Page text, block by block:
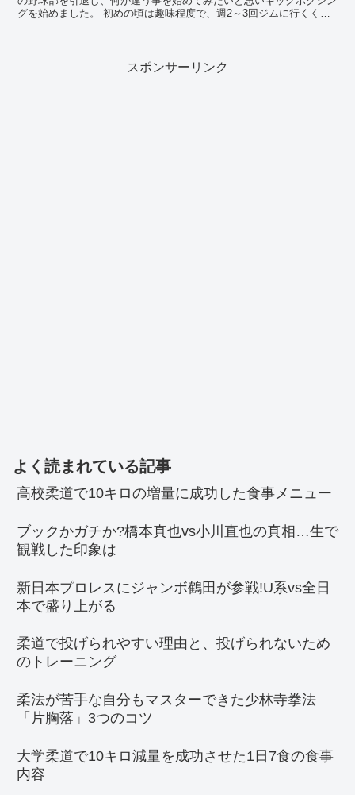
グを始めました。 初めの頃は趣味程度で、週2～3回ジムに行くくら
スポンサーリンク
よく読まれている記事
高校柔道で10キロの増量に成功した食事メニュー
ブックかガチか?橋本真也vs小川直也の真相…生で
観戦した印象は
新日本プロレスにジャンボ鶴田が参戦!U系vs全日
本で盛り上がる
柔道で投げられやすい理由と、投げられないため
のトレーニング
柔法が苦手な自分もマスターできた少林寺拳法
「片胸落」3つのコツ
大学柔道で10キロ減量を成功させた1日7食の食事
内容